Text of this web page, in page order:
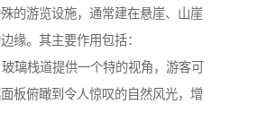
的游览设施，通常建在悬崖、山崖
缘。其主要作用包括：
璃栈道提供一个特的视角，游客可
板俯瞰到令人惊叹的自然风光，增